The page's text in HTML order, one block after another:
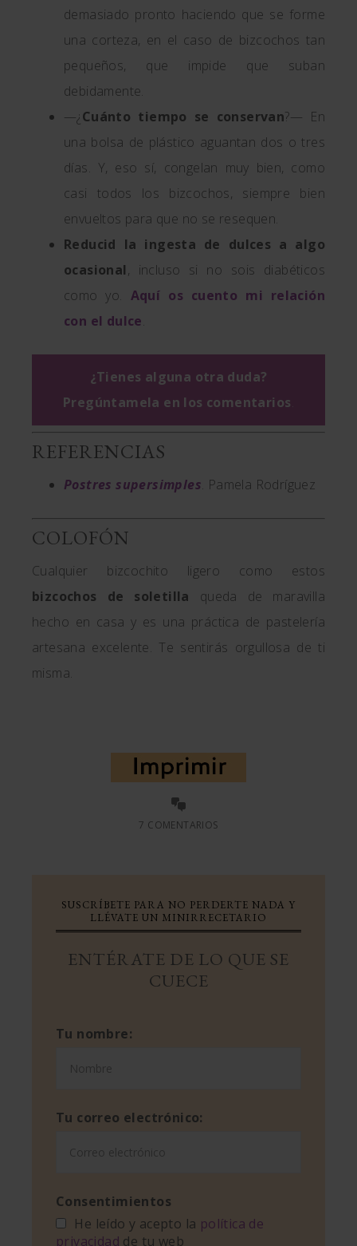
demasiado pronto haciendo que se forme
una corteza, en el caso de bizcochos tan
pequeños, que impide que suban
debidamente.
—¿Cuánto tiempo se conservan?— En
una bolsa de plástico aguantan dos o tres
días. Y, eso sí, congelan muy bien, como
casi todos los bizcochos, siempre bien
envueltos para que no se resequen.
Reducid la ingesta de dulces a algo
ocasional, incluso si no sois diabéticos
como yo. Aquí os cuento mi relación
con el dulce.
¿Tienes alguna otra duda?
Pregúntamela en los comentarios.
REFERENCIAS
Postres supersimples. Pamela Rodríguez
COLOFÓN
Cualquier bizcochito ligero como estos
bizcochos de soletilla queda de maravilla
hecho en casa y es una práctica de pastelería
artesana excelente. Te sentirás orgullosa de ti
misma.
7 COMENTARIOS
SUSCRÍBETE PARA NO PERDERTE NADA Y
LLÉVATE UN MINIRRECETARIO
ENTÉRATE DE LO QUE SE
CUECE
Tu nombre:
Tu correo electrónico:
Consentimientos
He leído y acepto la política de
privacidad de tu web